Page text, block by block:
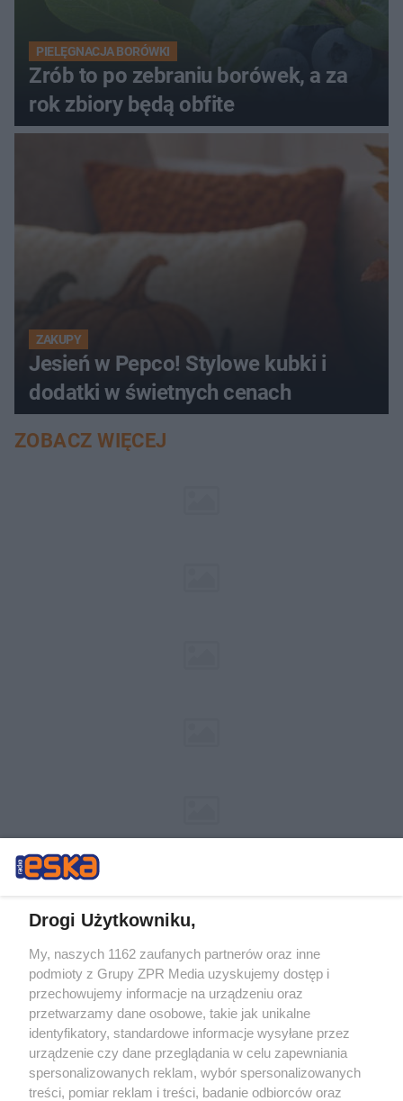
PIELĘGNACJA BORÓWKI
Zrób to po zebraniu borówek, a za
rok zbiory będą obfite
ZAKUPY
Jesień w Pepco! Stylowe kubki i
dodatki w świetnych cenach
ZOBACZ WIĘCEJ
Żaden utwór zamieszczony w serwisie nie może być powielany i
rozpowszechniany lub dalej rozpowszechniany w jakikolwiek sposób (w
tym także elektroniczny lub mechaniczny) na jakimkolwiek polu
eksploatacji w jakiejkolwiek formie, włącznie z umieszczaniem w
Internecie bez pisemnej zgody właściciela praw. Jakiekolwiek użycie lub
wykorzystanie utworów w całości lub w części z naruszeniem prawa,
tzn. bez właściwej zgody, jest zabronione pod groźbą kary i może być
ścigane prawnie.
Drogi Użytkowniku,
My, naszych 1162 zaufanych partnerów oraz inne
podmioty z Grupy ZPR Media uzyskujemy dostęp i
przechowujemy informacje na urządzeniu oraz
przetwarzamy dane osobowe, takie jak unikalne
identyfikatory, standardowe informacje wysyłane przez
urządzenie czy dane przeglądania w celu zapewniania
spersonalizowanych reklam, wybór spersonalizowanych
treści, pomiar reklam i treści, badanie odbiorców oraz